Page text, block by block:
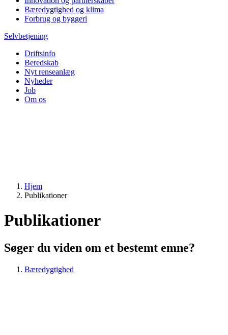
Bæredygtighed og klima
Forbrug og byggeri
Selvbetjening
Driftsinfo
Beredskab
Nyt renseanlæg
Nyheder
Job
Om os
Hjem
Publikationer
Publikationer
Søger du viden om et bestemt emne?
Bæredygtighed